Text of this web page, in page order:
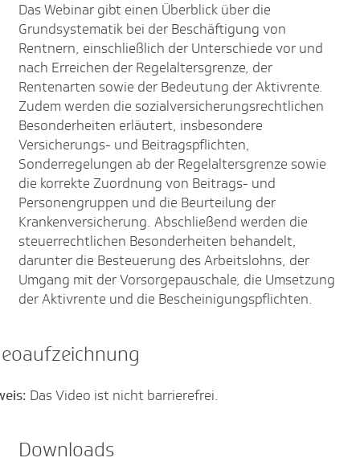
Das Webinar gibt einen Überblick über die
Grundsystematik bei der Beschäftigung von
Rentnern, einschließlich der Unterschiede vor und
nach Erreichen der Regelaltersgrenze, der
Rentenarten sowie der Bedeutung der Aktivrente.
Zudem werden die sozialversicherungsrechtlichen
Besonderheiten erläutert, insbesondere
Versicherungs- und Beitragspflichten,
Sonderregelungen ab der Regelaltersgrenze sowie
die korrekte Zuordnung von Beitrags- und
Personengruppen und die Beurteilung der
Krankenversicherung. Abschließend werden die
steuerrechtlichen Besonderheiten behandelt,
darunter die Besteuerung des Arbeitslohns, der
Umgang mit der Vorsorgepauschale, die Umsetzung
der Aktivrente und die Bescheinigungspflichten.
Das Video ist nicht barrierefrei.
Downloads